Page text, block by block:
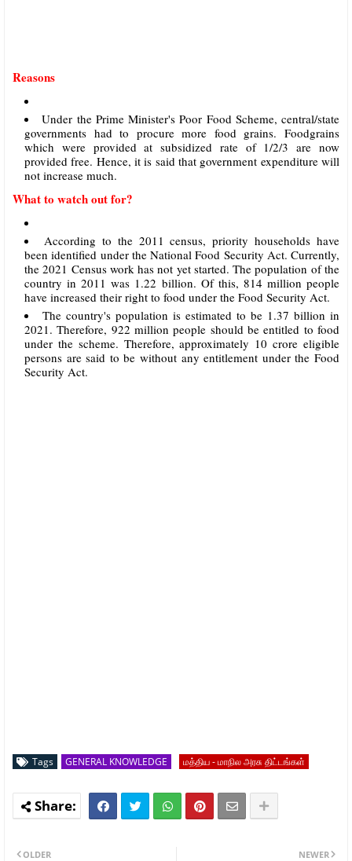
Reasons
Under the Prime Minister's Poor Food Scheme, central/state
governments had to procure more food grains. Foodgrains
which were provided at subsidized rate of 1/2/3 are now
provided free. Hence, it is said that government expenditure will
not increase much.
What to watch out for?
According to the 2011 census, priority households have
been identified under the National Food Security Act. Currently,
the 2021 Census work has not yet started. The population of the
country in 2011 was 1.22 billion. Of this, 814 million people
have increased their right to food under the Food Security Act.
The country's population is estimated to be 1.37 billion in
2021. Therefore, 922 million people should be entitled to food
under the scheme. Therefore, approximately 10 crore eligible
persons are said to be without any entitlement under the Food
Security Act.
Tags GENERAL KNOWLEDGE மத்திய - மாநில அரசு திட்டங்கள்
NEWER
OLDER